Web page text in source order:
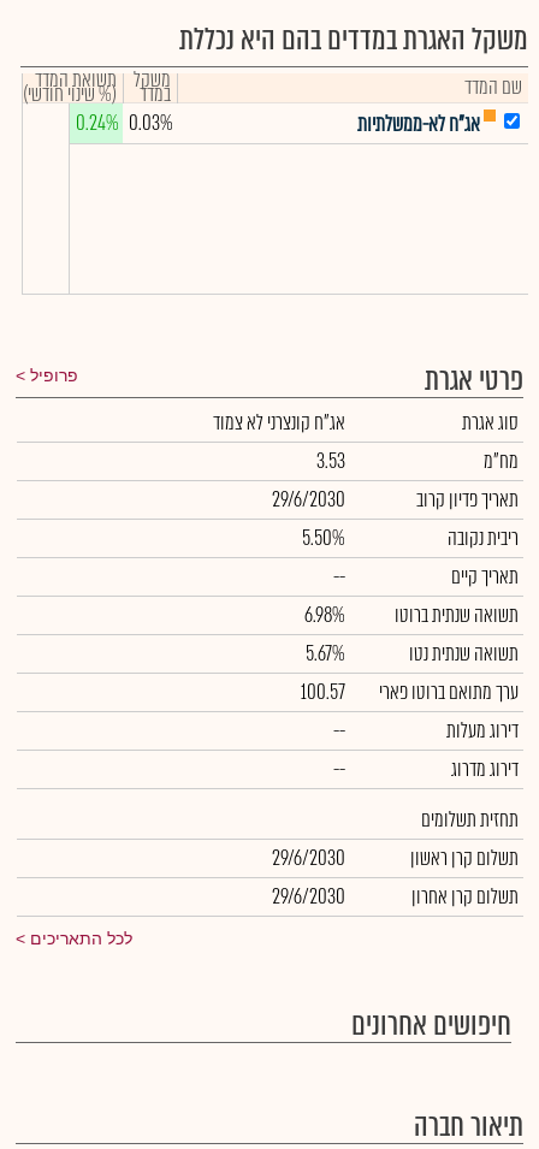
משקל האגרת במדדים בהם היא נכללת
שם המדד משקל
במדד תשואת המדד
(% שינוי חודשי)
אג"ח לא-ממשלתיות
0.03%
0.24%
פרטי אגרת פרופיל
סוג אגרת
אג"ח קונצרני לא צמוד
מח"מ
3.53
תאריך פדיון קרוב
29/6/2030
ריבית נקובה
5.50%
תאריך קיים
--
תשואה שנתית ברוטו
6.98%
תשואה שנתית נטו
5.67%
ערך מתואם ברוטו פארי
100.57
דירוג מעלות
--
דירוג מדרוג
--
תחזית תשלומים
תשלום קרן ראשון
29/6/2030
תשלום קרן אחרון
29/6/2030
לכל התאריכים
חיפושים אחרונים
תיאור חברה